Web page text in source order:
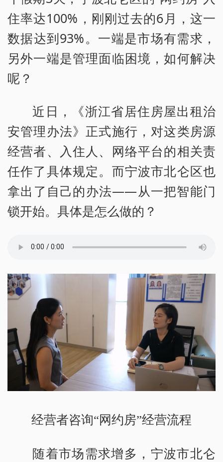
住率达100%，刚刚过去的6月，这一
数据达到93%。一端是市场有需求，
另外一端是管理面临困境，如何解决
呢？
近日，《浙江省居住房屋出租治
安管理办法》正式施行，对这类房源
经营者、入住人、网络平台的相关责
任作了具体规定。而宁波市北仑区也
拿出了自己的办法——从一把智能门
锁开始。具体是怎么做的？
经营者咨询“网约房”经营流程
随着市场需求增多，宁波市北仑